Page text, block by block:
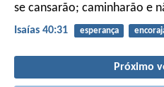
se cansarão; caminharão e
Isaías 40:31 esperança
Próximo